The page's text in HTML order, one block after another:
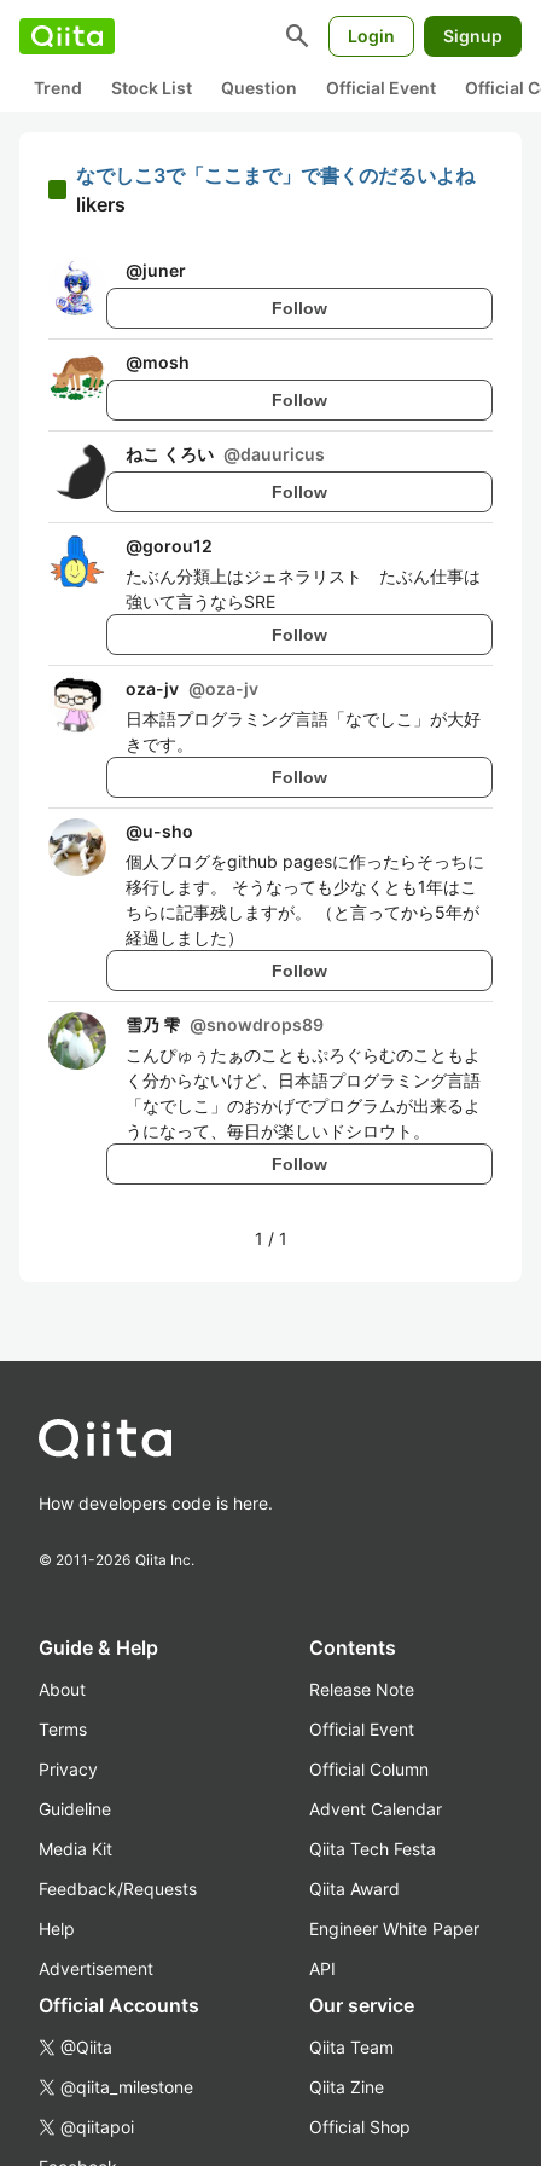
search Login Signup
Trend Stock List Question Official Event Official
なでしこ3で「ここまで」で書くのだるいよね
likers
@juner
Follow
@mosh
Follow
ねこ くろい @dauuricus
Follow
@gorou12
たぶん分類上はジェネラリスト たぶん仕事は
強いて言うならSRE
Follow
oza-jv @oza-jv
日本語プログラミング言語「なでしこ」が大好
きです。
Follow
@u-sho
個人ブログをgithub pagesに作ったらそっちに
移行します。 そうなっても少なくとも1年はこ
ちらに記事残しますが。 （と言ってから5年が
経過しました）
Follow
雪乃 雫 @snowdrops89
こんぴゅぅたぁのこともぷろぐらむのこともよ
く分からないけど、日本語プログラミング言語
「なでしこ」のおかげでプログラムが出来るよ
うになって、毎日が楽しいドシロウト。
Follow
1 / 1
How developers code is here.
© 2011-2026 Qiita Inc.
Guide & Help
About
Terms
Privacy
Guideline
Media Kit
Feedback/Requests
Help
Advertisement
Contents
Release Note
Official Event
Official Column
Advent Calendar
Qiita Tech Festa
Qiita Award
Engineer White Paper
API
Official Accounts
@Qiita
@qiita_milestone
@qiitapoi
Our service
Qiita Team
Qiita Zine
Official Shop